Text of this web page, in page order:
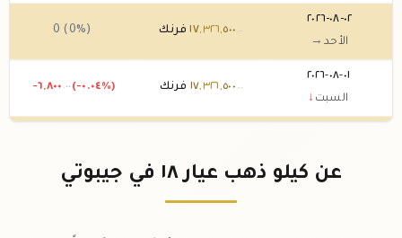
٠٢-٠٨-٢٠٢٦
الأحد →
١٧,٣٢٦,٥٠٠ .٠٠ فرنك 0 (0%)
٠١-٠٨-٢٠٢٦
السبت ↓
١٧,٣٢٦,٥٠٠ .٠٠ فرنك -٦,٨٠٠ .٠٠ (-٠.٠٤%)
١٧,٦٢٣,٥٠٠.٠٠ فرنك
عن كيلو ذهب عيار ١٨ في جيبوتي